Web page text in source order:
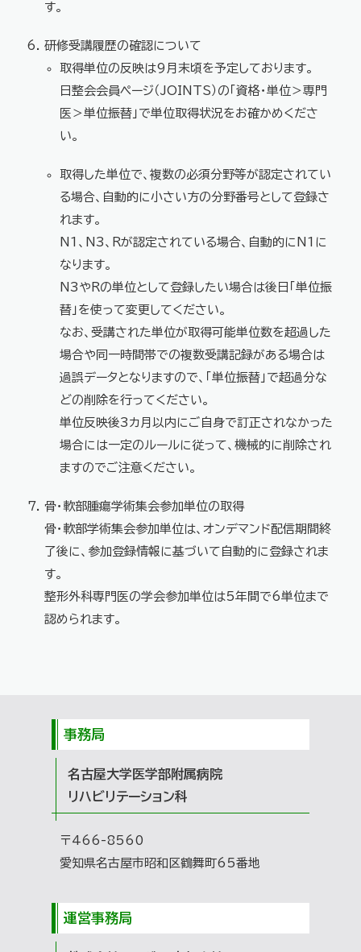
す。
研修受講履歴の確認について
取得単位の反映は9月末頃を予定しております。
日整会会員ページ（JOINTS）の「資格・単位＞専門
医＞単位振替」で単位取得状況をお確かめくださ
い。
取得した単位で、複数の必須分野等が認定されてい
る場合、自動的に小さい方の分野番号として登録さ
れます。
N1、N3、Rが認定されている場合、自動的にN1に
なります。
N3やRの単位として登録したい場合は後日「単位振
替」を使って変更してください。
なお、受講された単位が取得可能単位数を超過した
場合や同一時間帯での複数受講記録がある場合は
過誤データとなりますので、「単位振替」で超過分な
どの削除を行ってください。
単位反映後3カ月以内にご自身で訂正されなかった
場合には一定のルールに従って、機械的に削除され
ますのでご注意ください。
骨・軟部腫瘍学術集会参加単位の取得
骨・軟部学術集会参加単位は、オンデマンド配信期間終
了後に、参加登録情報に基づいて自動的に登録されま
す。
整形外科専門医の学会参加単位は5年間で6単位まで
認められます。
事務局
名古屋大学医学部附属病院
リハビリテーション科
〒466-8560
愛知県名古屋市昭和区鶴舞町65番地
運営事務局